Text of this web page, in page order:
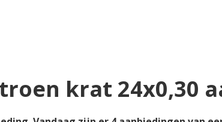
krat 24x0,30